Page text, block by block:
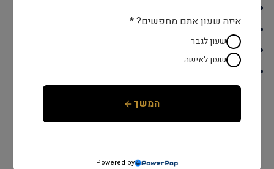
זכוכית: ספיר קריסטל
צבע: זהב
איזה שעון אתם מחפשים? *
שעון לגבר
שעון לאישה
המשך
Powered by